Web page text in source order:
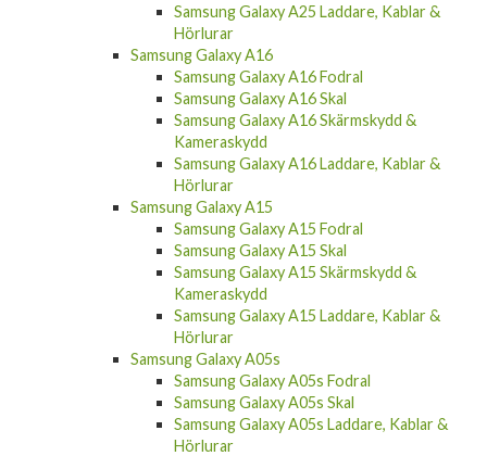
Samsung Galaxy A25 Laddare, Kablar &
Hörlurar
Samsung Galaxy A16
Samsung Galaxy A16 Fodral
Samsung Galaxy A16 Skal
Samsung Galaxy A16 Skärmskydd &
Kameraskydd
Samsung Galaxy A16 Laddare, Kablar &
Hörlurar
Samsung Galaxy A15
Samsung Galaxy A15 Fodral
Samsung Galaxy A15 Skal
Samsung Galaxy A15 Skärmskydd &
Kameraskydd
Samsung Galaxy A15 Laddare, Kablar &
Hörlurar
Samsung Galaxy A05s
Samsung Galaxy A05s Fodral
Samsung Galaxy A05s Skal
Samsung Galaxy A05s Laddare, Kablar &
Hörlurar